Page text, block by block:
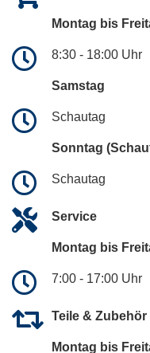
Montag bis
8:30 - 18:00 Uhr
Samstag
Schautag
Sonntag
Schautag
Service
Montag bis
7:00 - 17:00 Uhr
Teile & Zubehör
Montag bis